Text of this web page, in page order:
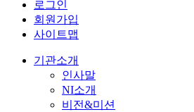
로그인
회원가입
사이트맵
기관소개
인사말
NI소개
비전&미션